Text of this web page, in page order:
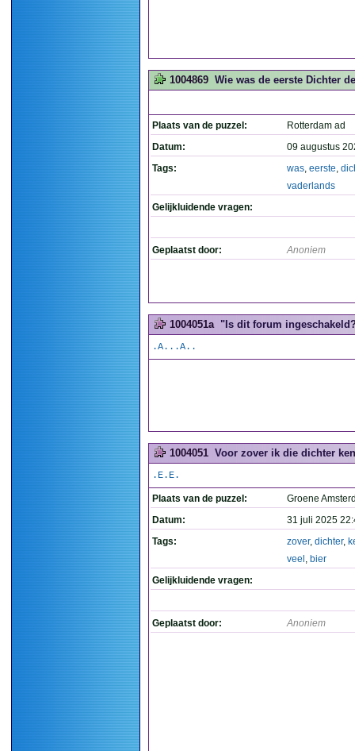
1004869 Wie was de eerste Dichter
Plaats van de puzzel:
Rotterdam ad
Datum:
09 augustus
Tags:
was, eerste,
vaderlands
Gelijkluidende vragen:
Geplaatst door: Anoniem
1004051a "Is dit forum
.A...A..
1004051 Voor zover ik die dichter
.E.E.
Plaats van de puzzel:
Groene
Datum:
31 juli 2025
Tags:
zover, dichter,
veel , bier
Gelijkluidende vragen:
Geplaatst door: Anoniem